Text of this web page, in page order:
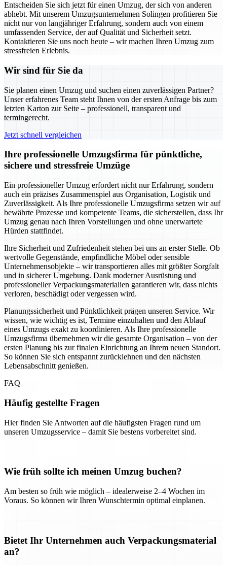
Entscheiden Sie sich jetzt für einen Umzug, der sich von anderen
abhebt. Mit unserem Umzugsunternehmen Solingen profitieren Sie
nicht nur von langjähriger Erfahrung, sondern auch von einem
umfassenden Service, der auf Qualität und Sicherheit setzt.
Kontaktieren Sie uns noch heute – wir machen Ihren Umzug zum
stressfreien Erlebnis.
Wir sind für Sie da
Sie planen einen Umzug und suchen einen zuverlässigen Partner?
Unser erfahrenes Team steht Ihnen von der ersten Anfrage bis zum
letzten Karton zur Seite – professionell, transparent und
termingerecht.
Jetzt schnell vergleichen
Ihre professionelle Umzugsfirma für pünktliche,
sichere und stressfreie Umzüge
Ein professioneller Umzug erfordert nicht nur Erfahrung, sondern
auch ein präzises Zusammenspiel aus Organisation, Logistik und
Zuverlässigkeit. Als Ihre professionelle Umzugsfirma setzen wir auf
bewährte Prozesse und kompetente Teams, die sicherstellen, dass Ihr
Umzug genau nach Ihren Vorstellungen und ohne unerwartete
Hürden stattfindet.
Ihre Sicherheit und Zufriedenheit stehen bei uns an erster Stelle. Ob
wertvolle Gegenstände, empfindliche Möbel oder sensible
Unternehmensobjekte – wir transportieren alles mit größter Sorgfalt
und in sicherer Umgebung. Dank moderner Ausrüstung und
professioneller Verpackungsmaterialien garantieren wir, dass nichts
verloren, beschädigt oder vergessen wird.
Planungssicherheit und Pünktlichkeit prägen unseren Service. Wir
wissen, wie wichtig es ist, Termine einzuhalten und den Ablauf
eines Umzugs exakt zu koordinieren. Als Ihre professionelle
Umzugsfirma übernehmen wir die gesamte Organisation – von der
ersten Planung bis zur finalen Einrichtung an Ihrem neuen Standort.
So können Sie sich entspannt zurücklehnen und den nächsten
Lebensabschnitt genießen.
FAQ
Häufig gestellte Fragen
Hier finden Sie Antworten auf die häufigsten Fragen rund um
unseren Umzugsservice – damit Sie bestens vorbereitet sind.
Wie früh sollte ich meinen Umzug buchen?
Am besten so früh wie möglich – idealerweise 2–4 Wochen im
Voraus. So können wir Ihren Wunschtermin optimal einplanen.
Bietet Ihr Unternehmen auch Verpackungsmaterial
an?